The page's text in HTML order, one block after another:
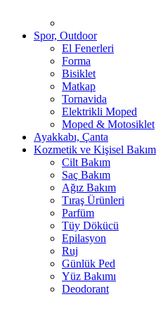
Spor, Outdoor
El Fenerleri
Forma
Bisiklet
Matkap
Tornavida
Elektrikli Moped
Moped & Motosiklet
Ayakkabı, Çanta
Kozmetik ve Kişisel Bakım
Cilt Bakım
Saç Bakım
Ağız Bakım
Tıraş Ürünleri
Parfüm
Tüy Dökücü
Epilasyon
Ruj
Günlük Ped
Yüz Bakımı
Deodorant